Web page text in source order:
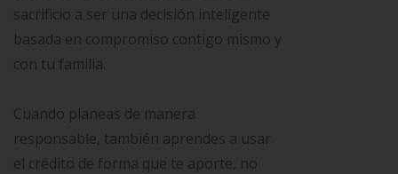
sacrificio a ser una decisión inteligente
basada en compromiso contigo mismo y
con tu familia.
Cuando planeas de manera
responsable, también aprendes a usar
el crédito de forma que te aporte, no